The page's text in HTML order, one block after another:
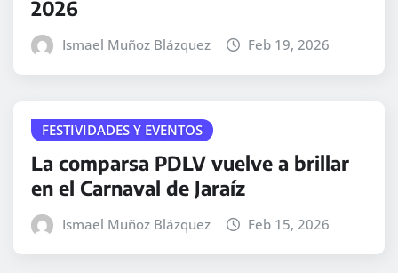
2026
Ismael Muñoz Blázquez Feb 19, 2026
FESTIVIDADES Y EVENTOS
La comparsa PDLV vuelve a brillar
en el Carnaval de Jaraíz
Ismael Muñoz Blázquez Feb 15, 2026